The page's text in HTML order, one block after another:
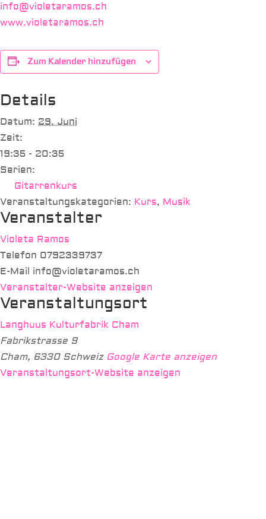
info@violetaramos.ch
www.violetaramos.ch
Zum Kalender hinzufügen
Details
Datum: 29. Juni
Zeit:
19:35 - 20:35
Serien:
Gitarrenkurs
Veranstaltungskategorien: Kurs, Musik
Veranstalter
Violeta Ramos
Telefon 0792339737
E-Mail info@violetaramos.ch
Veranstalter-Website anzeigen
Veranstaltungsort
Langhuus Kulturfabrik Cham
Fabrikstrasse 9
Cham, 6330 Schweiz Google Karte anzeigen
Veranstaltungsort-Website anzeigen